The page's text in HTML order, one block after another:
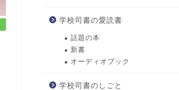
学校司書の愛読書
話題の本
新書
オーディオブック
学校司書のしごと